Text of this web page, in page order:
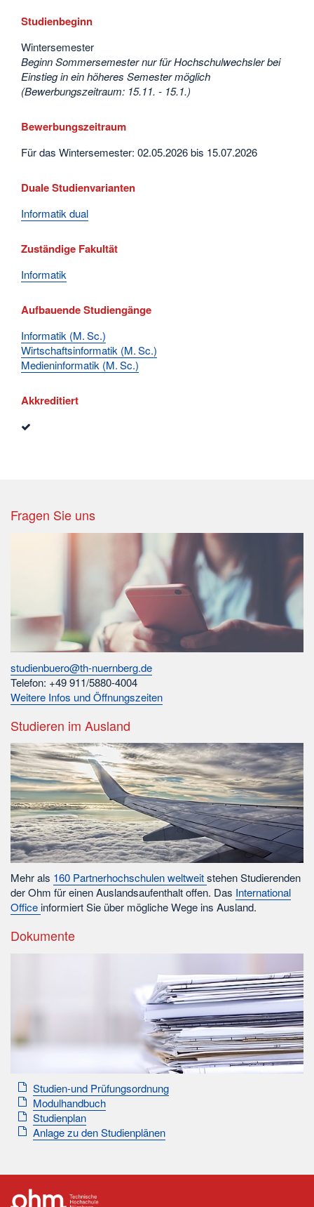
Studienbeginn
Wintersemester
Beginn Sommersemester nur für Hochschulwechsler bei
Einstieg in ein höheres Semester möglich
(Bewerbungszeitraum: 15.11. - 15.1.)
Bewerbungszeitraum
Für das Wintersemester: 02.05.2026 bis 15.07.2026
Duale Studienvarianten
Informatik dual
Zuständige Fakultät
Informatik
Aufbauende Studiengänge
Informatik (M. Sc.)
Wirtschaftsinformatik (M. Sc.)
Medieninformatik (M. Sc.)
Akkreditiert
Fragen Sie uns
studienbuero@th-nuernberg.de
Telefon: +49 911/5880-4004
Weitere Infos und Öffnungszeiten
Studieren im Ausland
Mehr als 160 Partnerhochschulen weltweitstehen Studierenden
der Ohm für einen Auslandsaufenthalt offen. Das International
Officeinformiert Sie über mögliche Wege ins Ausland.
Dokumente
Studien-und Prüfungsordnung
Modulhandbuch
Studienplan
Anlage zu den Studienplänen